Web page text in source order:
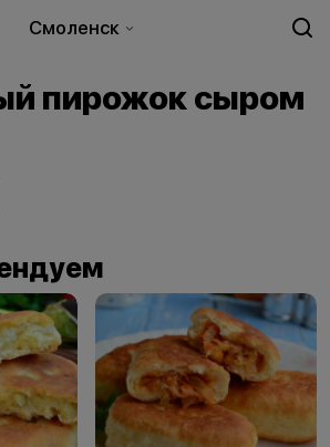
Смоленск
пирожок сыром